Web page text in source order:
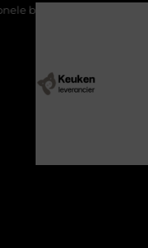
bij pijn en herstel